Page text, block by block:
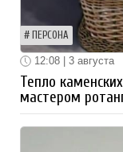
ПЕРСОНА
12:08 | 3 августа
Тепло
мастером